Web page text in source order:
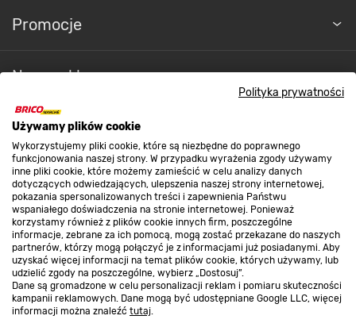
Polityka prywatności
Używamy plików cookie
Wykorzystujemy pliki cookie, które są niezbędne do poprawnego
funkcjonowania naszej strony. W przypadku wyrażenia zgody używamy
inne pliki cookie, które możemy zamieścić w celu analizy danych
dotyczących odwiedzających, ulepszenia naszej strony internetowej,
pokazania spersonalizowanych treści i zapewnienia Państwu
wspaniałego doświadczenia na stronie internetowej. Ponieważ
korzystamy również z plików cookie innych firm, poszczególne
informacje, zebrane za ich pomocą, mogą zostać przekazane do naszych
partnerów, którzy mogą połączyć je z informacjami już posiadanymi. Aby
uzyskać więcej informacji na temat plików cookie, których używamy, lub
udzielić zgody na poszczególne, wybierz „Dostosuj”.
Dane są gromadzone w celu personalizacji reklam i pomiaru skuteczności
kampanii reklamowych. Dane mogą być udostępniane Google LLC, więcej
informacji można znaleźć tutaj.
O nas
Kontakt do sklepu
Strefa biznesu
Dołącz do nas